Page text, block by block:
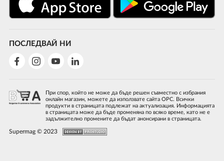
ПОСЛЕДВАЙ НИ
При спор, който не може да бъде решен съвместно с избрания
онлайн магазин, можете да използвате сайта ОРС. Всички
продукти в страницата подлежат на актуализация. Информацията
в страницата може да бъде променяна по всяко време, като не е
задължително промените да бъдат анонсирани в страницата.
Supermag © 2023